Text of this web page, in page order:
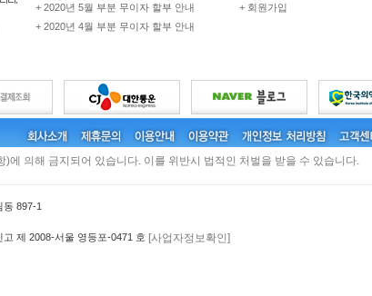
+ 2020년 5월 부분 무이자 할부 안내
+ 2020년 4월 부분 무이자 할부 안내
+ 회원가입
의해 금지되어 있습니다. 이를 위반시 법적인 처벌을 받을 수 있습니다.
897-1
제 2008-서울 영등포-0471 호 [사업자정보확인]